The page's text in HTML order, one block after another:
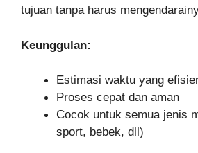
tujuan tanpa harus
Keunggulan:
Estimasi waktu yang
Proses cepat dan aman
Cocok untuk semua jenis
sport, bebek, dll)